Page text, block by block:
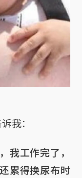
我：
我工作完了，
累得换尿布时